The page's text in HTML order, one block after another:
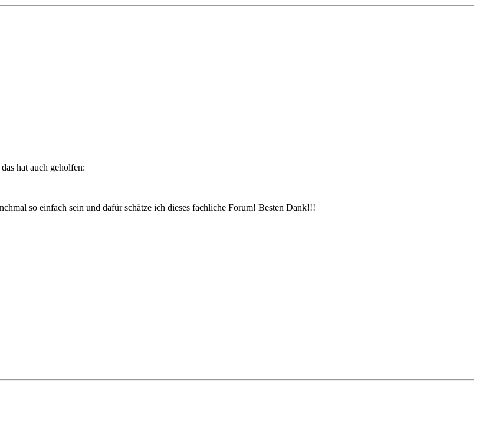
hat auch geholfen:
so einfach sein und dafür schätze ich dieses fachliche Forum! Besten Dank!!!